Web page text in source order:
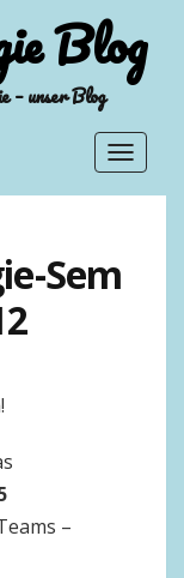
Blog
– unser Blog
Toggle
Sem
–